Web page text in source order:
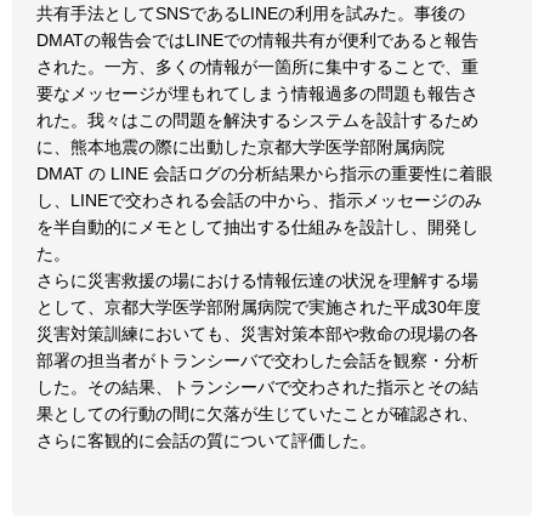
共有手法としてSNSであるLINEの利用を試みた。事後の
DMATの報告会ではLINEでの情報共有が便利であると報告
された。一方、多くの情報が一箇所に集中することで、重
要なメッセージが埋もれてしまう情報過多の問題も報告さ
れた。我々はこの問題を解決するシステムを設計するため
に、熊本地震の際に出動した京都大学医学部附属病院
DMAT の LINE 会話ログの分析結果から指示の重要性に着眼
し、LINEで交わされる会話の中から、指示メッセージのみ
を半自動的にメモとして抽出する仕組みを設計し、開発し
た。
さらに災害救援の場における情報伝達の状況を理解する場
として、京都大学医学部附属病院で実施された平成30年度
災害対策訓練においても、災害対策本部や救命の現場の各
部署の担当者がトランシーバで交わした会話を観察・分析
した。その結果、トランシーバで交わされた指示とその結
果としての行動の間に欠落が生じていたことが確認され、
さらに客観的に会話の質について評価した。